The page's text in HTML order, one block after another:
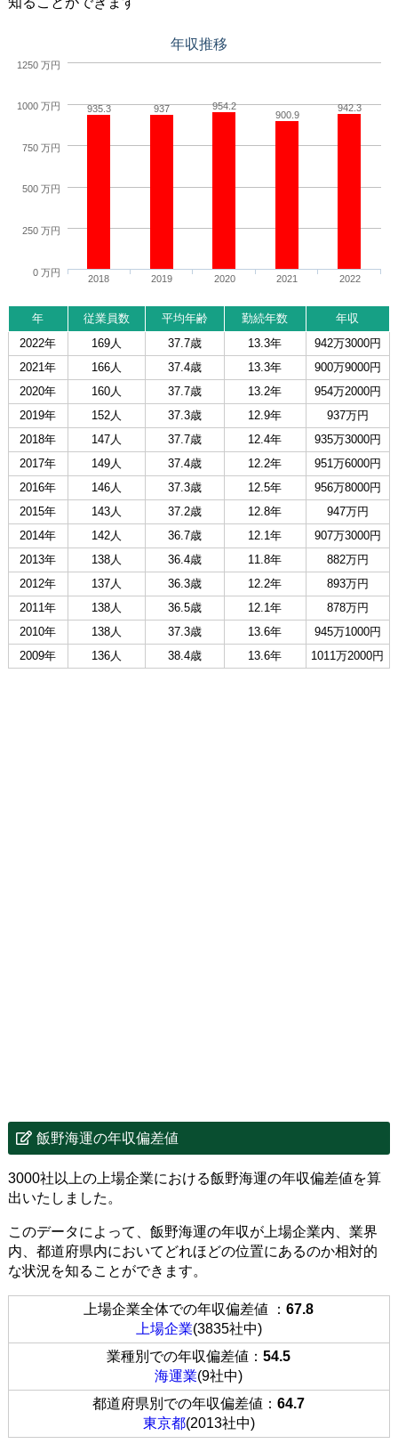
年収推移
935.3 937
954.2
900.9
942.3
2018 2019 2020 2021 2022
0 万円
250 万円
500 万円
750 万円
1000 万円
1250 万円
年 従業員数 平均年齢 勤続年数
年収
2022年
169人 37.7歳 13.3年
942万3000円
2021年
166人 37.4歳 13.3年
900万9000円
2020年
160人 37.7歳 13.2年
954万2000円
2019年
152人 37.3歳 12.9年
937万円
2018年
147人 37.7歳 12.4年
935万3000円
2017年
149人 37.4歳 12.2年
951万6000円
2016年
146人 37.3歳 12.5年
956万8000円
2015年
143人 37.2歳 12.8年
947万円
2014年
142人 36.7歳 12.1年
907万3000円
2013年
138人 36.4歳 11.8年
882万円
2012年
137人 36.3歳 12.2年
893万円
2011年
138人 36.5歳 12.1年
878万円
2010年
138人 37.3歳 13.6年
945万1000円
2009年
136人 38.4歳 13.6年 1011万2000円
飯野海運の年収偏差値
3000社以上の上場企業における飯野海運の年収偏差値を算
出いたしました。
このデータによって、飯野海運の年収が上場企業内、業界
内、都道府県内においてどれほどの位置にあるのか相対的
な状況を知ることができます。
上場企業全体での年収偏差値 ：67.8
上場企業(3835社中)
業種別での年収偏差値：54.5
海運業(9社中)
都道府県別での年収偏差値：64.7
東京都(2013社中)